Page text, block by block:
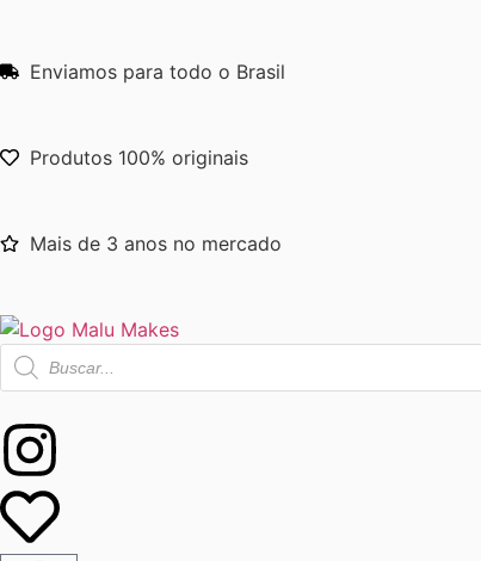
Enviamos para todo o Brasil
Produtos 100% originais
Mais de 3 anos no mercado